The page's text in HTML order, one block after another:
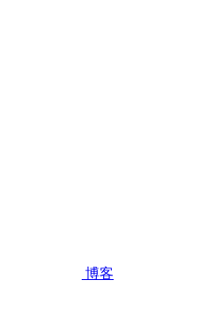
博客